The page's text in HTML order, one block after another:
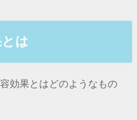
は
効果とはどのようなもの